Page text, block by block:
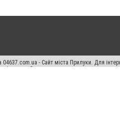
- Сайт міста Прилуки. Для
Законом.